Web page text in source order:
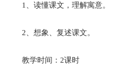
1、读懂课文，理解寓意。
2、想象、复述课文。
教学时间：2课时